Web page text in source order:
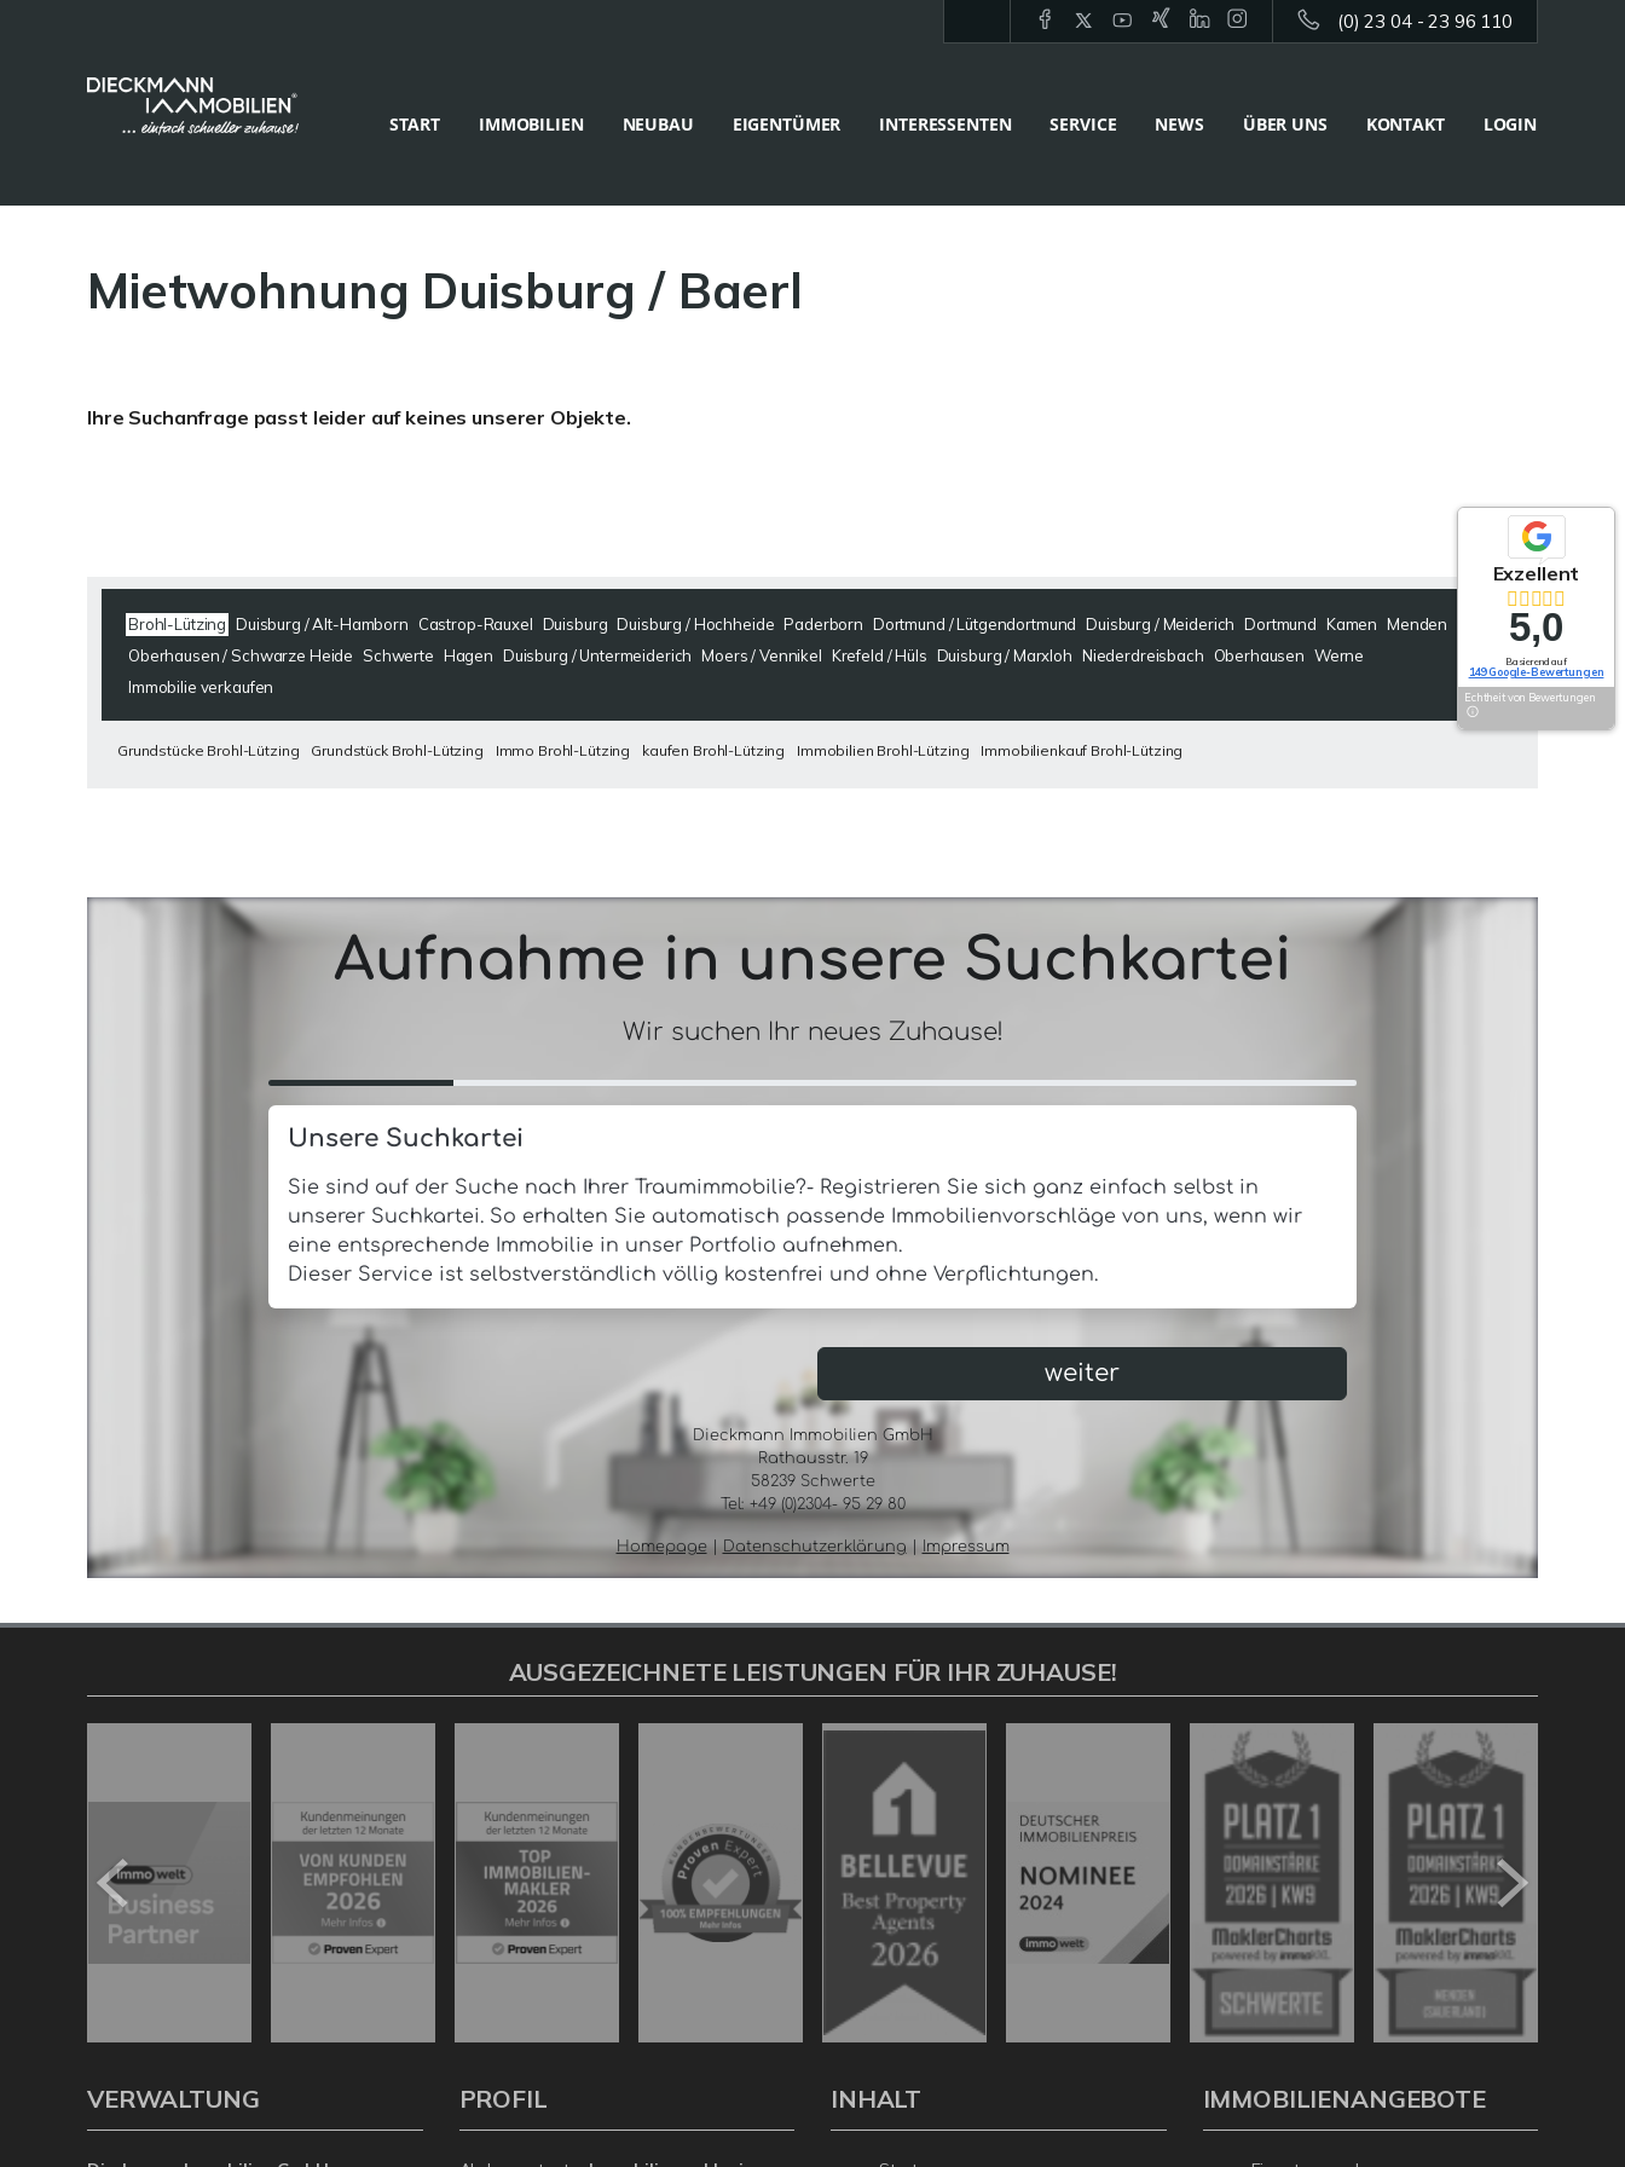
(0) 23 04 - 23 96 110
START IMMOBILIEN NEUBAU EIGENTÜMER INTERESSENTEN SERVICE NEWS ÜBER UNS KONTAKT LOGIN
Mietwohnung Duisburg / Baerl
Ihre Suchanfrage passt leider auf keines unserer Objekte.
Brohl-Lützing Duisburg / Alt-Hamborn Castrop-Rauxel Duisburg Duisburg / Hochheide Paderborn Dortmund / Lütgendortmund Duisburg / Meiderich Dortmund Kamen Menden
Oberhausen / Schwarze Heide
Schwerte Hagen Duisburg / Untermeiderich Moers / Vennikel Krefeld / Hüls Duisburg / Marxloh Niederdreisbach Oberhausen Werne
Immobilie verkaufen
Grundstücke Brohl-Lützing Grundstück Brohl-Lützing Immo Brohl-Lützing kaufen Brohl-Lützing Immobilien Brohl-Lützing Immobilienkauf Brohl-Lützing
Exzellent
5,0
Basierend auf
149 Google-Bewertungen
Echtheit von Bewertungen
AUSGEZEICHNETE LEISTUNGEN FÜR IHR ZUHAUSE!
VERWALTUNG PROFIL INHALT IMMOBILIENANGEBOTE